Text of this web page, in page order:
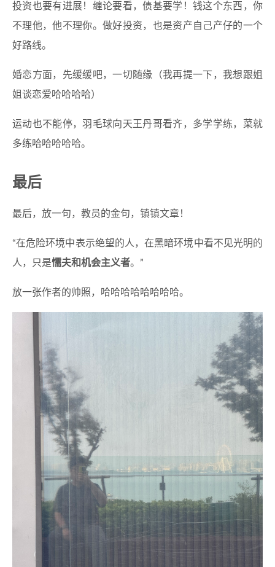
投资也要有进展！缠论要看，债基要学！钱这个东西，你
不理他，他不理你。做好投资，也是资产自己产仔的一个
好路线。
婚恋方面，先缓缓吧，一切随缘（我再提一下，我想跟姐
姐谈恋爱哈哈哈哈）
运动也不能停，羽毛球向天王丹哥看齐，多学学练，菜就
多练哈哈哈哈哈。
最后
最后，放一句，教员的金句，镇镇文章！
“在危险环境中表示绝望的人，在黑暗环境中看不见光明的
人，只是懦夫和机会主义者。”
放一张作者的帅照，哈哈哈哈哈哈哈哈。